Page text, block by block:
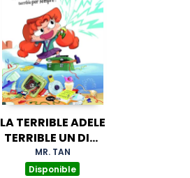
LA TERRIBLE ADELE
TERRIBLE UN DIA,
TERRIBLE PER
SEMPRE! NOVELA 1
MR. TAN
Disponible